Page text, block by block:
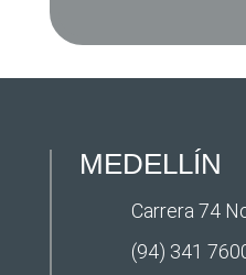
MEDELLÍN
Carrera 74
(94) 341